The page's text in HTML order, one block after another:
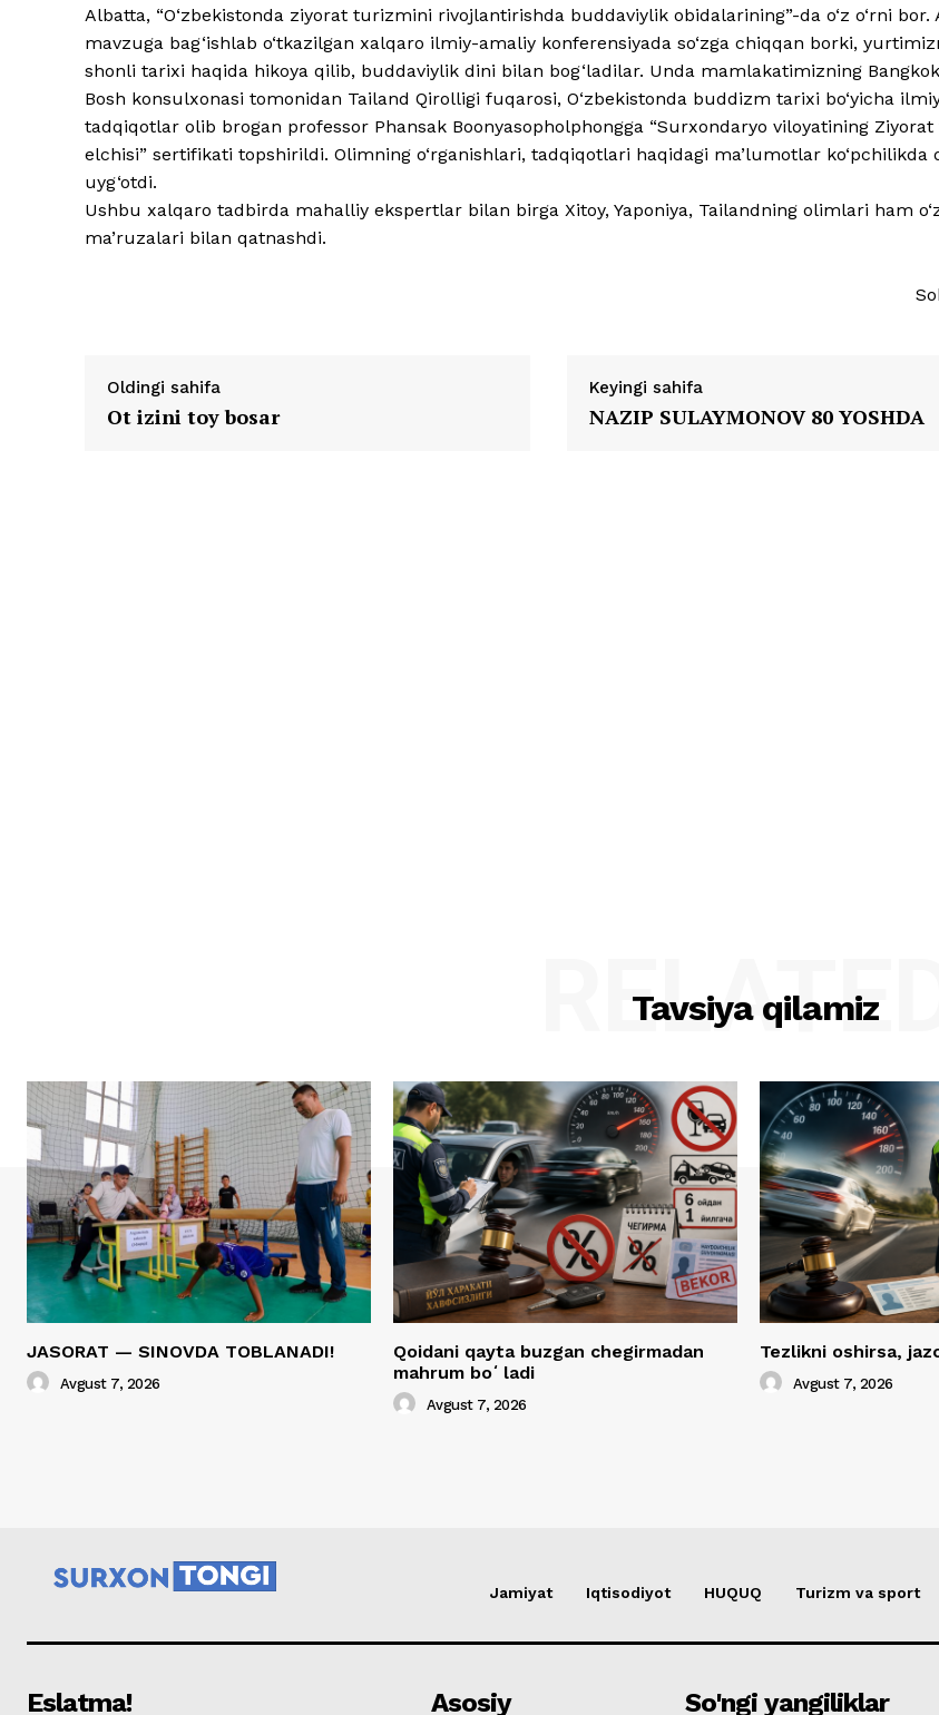
Albatta, “O‘zbekistonda ziyorat turizmini rivojlantirishda buddaviylik obidalarining”-da o‘z o‘rni bor.
mavzuga bag‘ishlab o‘tkazilgan xalqaro ilmiy-amaliy konferensiyada so‘zga chiqqan borki,
shonli tarixi haqida hikoya qilib, buddaviylik dini bilan bog‘ladilar. Unda mamlakatimizning
Bosh konsulxonasi tomonidan Tailand Qirolligi fuqarosi, O‘zbekistonda buddizm tarixi bo‘yicha
tadqiqotlar olib brogan professor Phansak Boonyasopholphongga “Surxondaryo viloyatining
elchisi” sertifikati topshirildi. Olimning o‘rganishlari, tadqiqotlari haqidagi ma’lumotlar ko‘pchilikda
uyg‘otdi.
Ushbu xalqaro tadbirda mahalliy ekspertlar bilan birga Xitoy, Yaponiya, Tailandning olimlari ham
ma’ruzalari bilan qatnashdi.
Oldingi sahifa
Ot izini toy bosar
Keyingi sahifa
NAZIP SULAYMONOV 80 YOSHDA
Tavsiya qilamiz
RELATED
JASORAT — SINOVDA TOBLANADI!
Avgust 7, 2026
Qoidani qayta buzgan chegirmadan
mahrum boʻladi
Avgust 7, 2026
Tezlikni oshirsa,
Avgust 7, 2026
Jamiyat Iqtisodiyot HUQUQ Turizm va sport
Eslatma! Asosiy So'ngi yangiliklar